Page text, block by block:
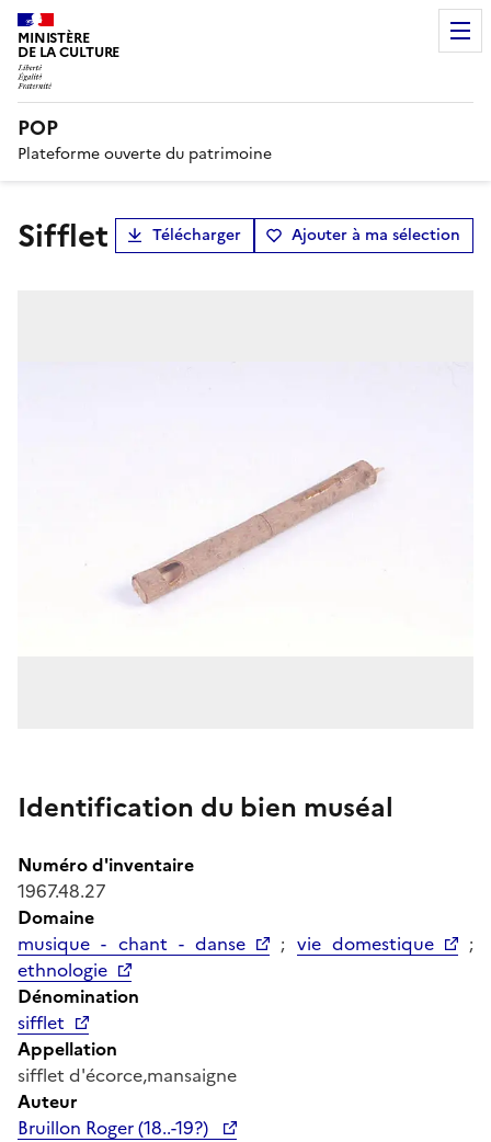
MINISTÈRE
DE LA CULTURE
POP
Plateforme ouverte du patrimoine
sifflet Télécharger Ajouter à ma sélection
Identification du bien muséal
Numéro d'inventaire
1967.48.27
Domaine
musique - chant - danse
; vie domestique
;
ethnologie
Dénomination
sifflet
Appellation
sifflet d'écorce,mansaigne
Auteur
Bruillon Roger (18..-19?)